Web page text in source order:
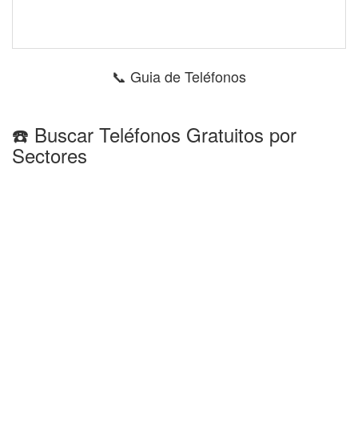
📞 Guia de Teléfonos
☎️ Buscar Teléfonos Gratuitos por
Sectores